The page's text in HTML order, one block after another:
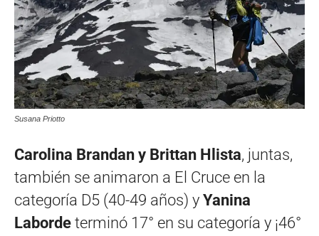
Susana Priotto
Carolina Brandan y Brittan Hlista, juntas,
también se animaron a El Cruce en la
categoría D5 (40-49 años) y Yanina
Laborde terminó 17° en su categoría y ¡46°